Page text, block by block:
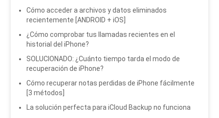
Cómo acceder a archivos y datos eliminados
recientemente [ANDROID + iOS]
¿Cómo comprobar tus llamadas recientes en el
historial del iPhone?
SOLUCIONADO: ¿Cuánto tiempo tarda el modo de
recuperación de iPhone?
Cómo recuperar notas perdidas de iPhone fácilmente
[3 métodos]
La solución perfecta para iCloud Backup no funciona